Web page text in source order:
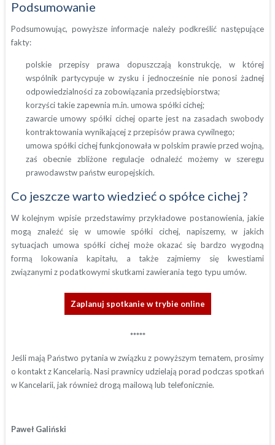
Podsumowanie
Podsumowując, powyższe informacje należy podkreślić następujące
fakty:
polskie przepisy prawa dopuszczają konstrukcję, w której
wspólnik partycypuje w zysku i jednocześnie nie ponosi żadnej
odpowiedzialności za zobowiązania przedsiębiorstwa;
korzyści takie zapewnia m.in. umowa spółki cichej;
zawarcie umowy spółki cichej oparte jest na zasadach swobody
kontraktowania wynikającej z przepisów prawa cywilnego;
umowa spółki cichej funkcjonowała w polskim prawie przed wojną,
zaś obecnie zbliżone regulacje odnaleźć możemy w szeregu
prawodawstw państw europejskich.
Co jeszcze warto wiedzieć o spółce cichej ?
W kolejnym wpisie przedstawimy przykładowe postanowienia, jakie
mogą znaleźć się w umowie spółki cichej, napiszemy, w jakich
sytuacjach umowa spółki cichej może okazać się bardzo wygodną
formą lokowania kapitału, a także zajmiemy się kwestiami
związanymi z podatkowymi skutkami zawierania tego typu umów.
Zaplanuj spotkanie w trybie online
*****
Jeśli mają Państwo pytania w związku z powyższym tematem, prosimy
o kontakt z Kancelarią. Nasi prawnicy udzielają porad podczas spotkań
w Kancelarii, jak również drogą mailową lub telefonicznie.
Paweł Galiński